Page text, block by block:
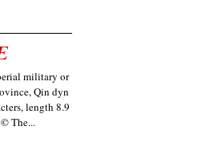
military or
Qin dyn
length 8.9
The...